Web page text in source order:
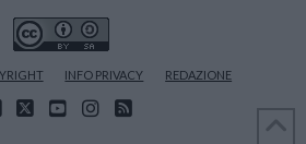
INFO PRIVACY REDAZIONE